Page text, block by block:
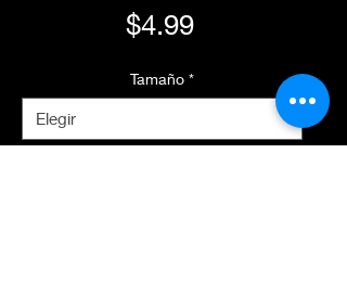
$4.99Precio
Tamaño *